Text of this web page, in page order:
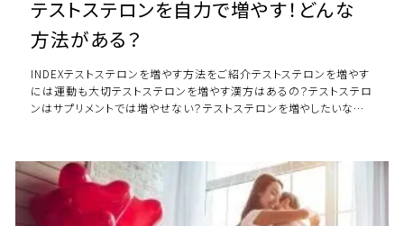
テストステロンを自力で増やす！どんな
方法がある？
INDEXテストステロンを増やす方法をご紹介テストステロンを増やす
には運動も大切テストステロンを増やす漢方はあるの？テストステロ
ンはサプリメントでは増やせない？テストステロンを増やしたいなら